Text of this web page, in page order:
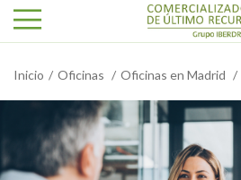
Inicio Oficinas Oficinas en Madrid